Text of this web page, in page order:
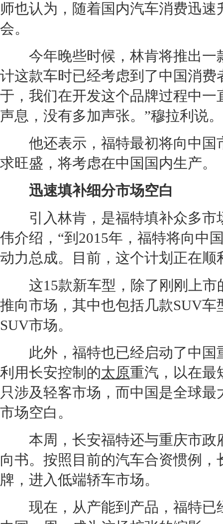
师也认为，随着国内汽车消费迅速
会。
今年晚些时候， 林肯将推出一
计这款车时已经考虑到了中国消费
于，我们在开发这个品牌过程中
声息，没有多加声张。”穆拉利说。
他还表示， 福特最初将向中国
求旺盛，将考虑在中国国内生产。
迅速填补细分市场空白
引入林肯 ，是福特填补众多市
伟介绍，“到2015年， 福特将向中
动力总成。目前，这个计划正在顺
这15款新车型，除了刚刚上市
推向市场，其中也包括几款SUV车
SUV市场。
此外， 福特也已经启动了中国
利用长安控制的太原重汽，以在最
只涉及轻客市场，而中国是全球最
市场空白。
本周， 长安福特还与重庆市政
向书。按照目前的汽车合资惯例，
牌，进入低端轿车市场。
现在，从产能到产品， 福特已